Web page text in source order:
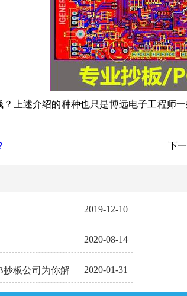
述介绍的种种也只是博远电子工程师
下一
2019-12-10
2020-08-14
2020-01-31
抄板公司为你解